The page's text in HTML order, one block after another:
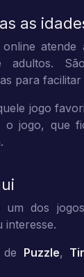
as
atende
adultos.
para
jogo
jogo, que
um dos
interesse.
de Puzzle,